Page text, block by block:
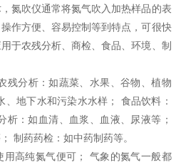
氮吹仪通常将氮气吹入加热样品的表
作方便、容易控制等到特点，可很快
于农残分析、商检、食品、环境、制
残分析：如蔬菜、水果、谷物、植物
地下水和污染水水样； 食品饮料：
析：如血清、血浆、血液、尿液等；
制药药检：如中药制药等。
高纯氮气便可； 气象的氮气一般都